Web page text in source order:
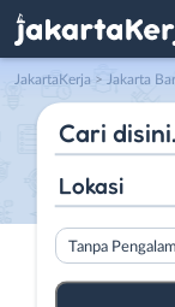
JakartaKerja > Jakarta
Lokasi
Tanpa